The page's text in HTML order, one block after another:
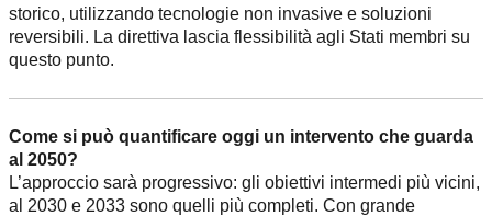
storico, utilizzando tecnologie non invasive e soluzioni
reversibili. La direttiva lascia flessibilità agli Stati membri su
questo punto.
Come si può quantificare oggi un intervento che guarda
al 2050?
L’approccio sarà progressivo: gli obiettivi intermedi più vicini,
al 2030 e 2033 sono quelli più completi. Con grande